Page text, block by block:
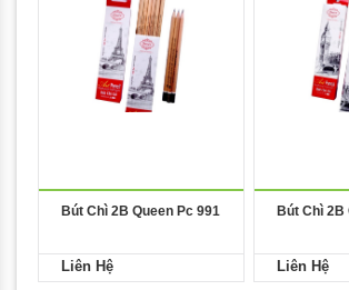
Bút Chì 2B Queen Pc 991
Liên Hệ
Bút Chì 2B
Liên Hệ